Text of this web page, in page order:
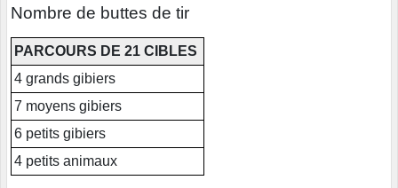
Nombre de buttes de tir
PARCOURS DE 21 CIBLES
4 grands gibiers
7 moyens gibiers
6 petits gibiers
4 petits animaux